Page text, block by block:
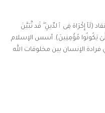
(لَآ إِكْرَاهَ فِى ٱلدِّينِ ۖ قَد تَّبَيَّنَ
يَكُونُوا مُؤْمِنِينَ). أسس الإسلام
فرادة الإنسان بين مخلوقات الله